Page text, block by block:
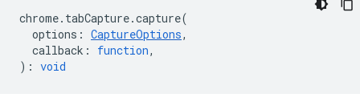
chrome. tabCapture.capture(
options : CaptureOptions,
callback : function,
) : void